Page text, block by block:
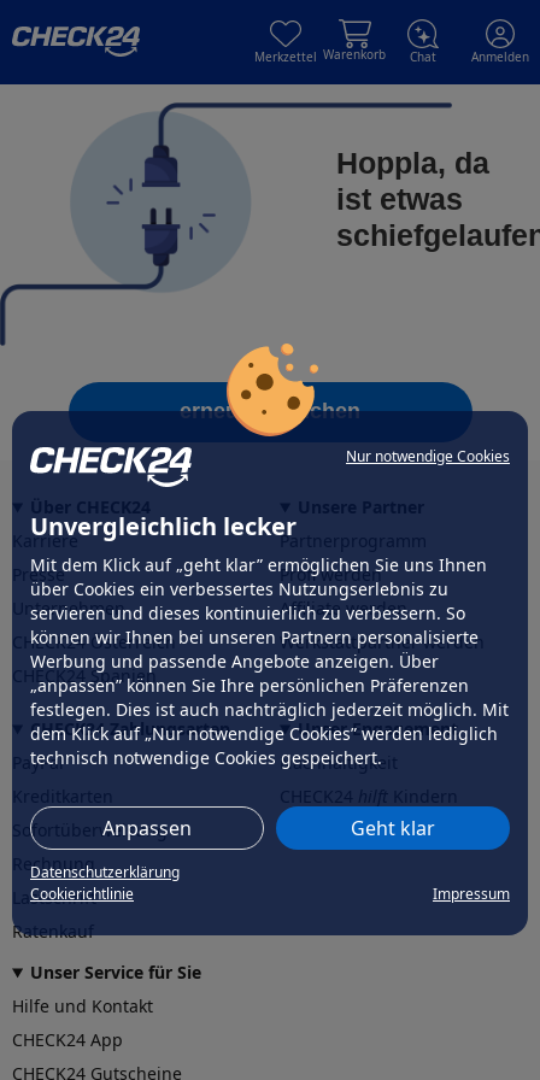
Nur notwendige Cookies
Unvergleichlich lecker
Mit dem Klick auf „geht klar” ermöglichen Sie uns Ihnen
über Cookies ein verbessertes Nutzungserlebnis zu
servieren und dieses kontinuierlich zu verbessern. So
können wir Ihnen bei unseren Partnern personalisierte
Werbung und passende Angebote anzeigen. Über
„anpassen” können Sie Ihre persönlichen Präferenzen
festlegen. Dies ist auch nachträglich jederzeit möglich. Mit
dem Klick auf „Nur notwendige Cookies” werden lediglich
technisch notwendige Cookies gespeichert.
Anpassen Geht klar
Datenschutzerklärung
Cookierichtlinie
Impressum
Merkzettel Warenkorb Chat Anmelden
Hoppla, da
ist etwas
erneut versuchen
Karriere
Presse
Unternehmen
CHECK24 Österreich
CHECK24 Spanien
Partnerprogramm
Profi werden
Affiliate werden
Werkstattpartner werden
CHECK24 Zahlungsarten
PayPal
Sofortüberweisung
Rechnung
Lastschrift
Ratenkauf
Unser Engagement
Nachhaltigkeit
CHECK24hilftder Natur
Unser Service für Sie
Hilfe und Kontakt
CHECK24 App
CHECK24 Gutscheine